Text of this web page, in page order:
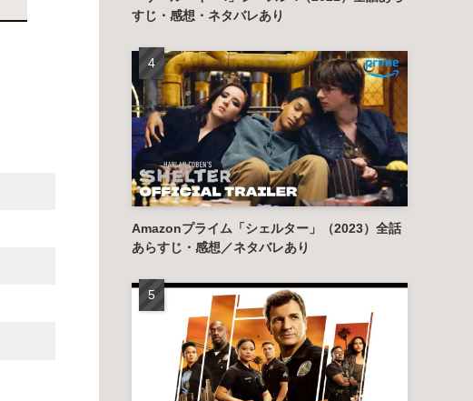
すじ・感想・ネタバレあり
Amazonプライム「シェルター」（2023）全話
あらすじ・感想／ネタバレあり